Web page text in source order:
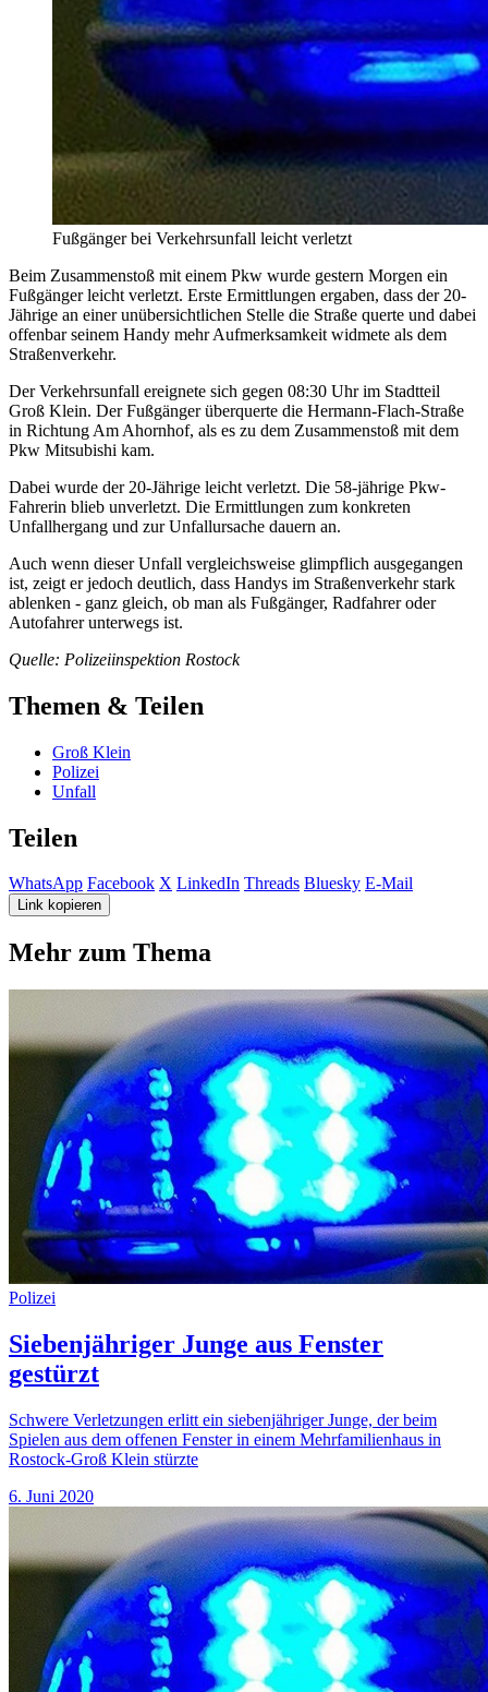
Fußgänger bei Verkehrsunfall leicht verletzt
Beim Zusammenstoß mit einem Pkw wurde gestern Morgen ein
Fußgänger leicht verletzt. Erste Ermittlungen ergaben, dass der 20-
Jährige an einer unübersichtlichen Stelle die Straße querte und dabei
offenbar seinem Handy mehr Aufmerksamkeit widmete als dem
Straßenverkehr.
Der Verkehrsunfall ereignete sich gegen 08:30 Uhr im Stadtteil
Groß Klein. Der Fußgänger überquerte die Hermann-Flach-Straße
in Richtung Am Ahornhof, als es zu dem Zusammenstoß mit dem
Pkw Mitsubishi kam.
Dabei wurde der 20-Jährige leicht verletzt. Die 58-jährige Pkw-
Fahrerin blieb unverletzt. Die Ermittlungen zum konkreten
Unfallhergang und zur Unfallursache dauern an.
Auch wenn dieser Unfall vergleichsweise glimpflich ausgegangen
ist, zeigt er jedoch deutlich, dass Handys im Straßenverkehr stark
ablenken - ganz gleich, ob man als Fußgänger, Radfahrer oder
Autofahrer unterwegs ist.
Quelle: Polizeiinspektion Rostock
Themen & Teilen
Groß Klein
Polizei
Unfall
Teilen
WhatsApp Facebook X LinkedIn Threads Bluesky E-Mail
Link kopieren
Mehr zum Thema
Polizei
Siebenjähriger Junge aus Fenster
gestürzt
Schwere Verletzungen erlitt ein siebenjähriger Junge, der beim
Spielen aus dem offenen Fenster in einem Mehrfamilienhaus in
Rostock-Groß Klein stürzte
6. Juni 2020